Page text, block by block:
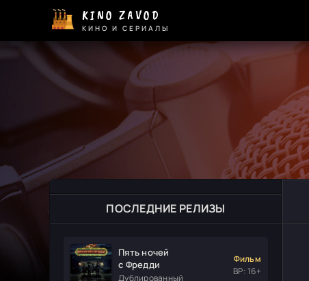
KINO ZAVOD
КИНО И СЕРИАЛЫ
ПОСЛЕДНИЕ РЕЛИЗЫ
Пять ночей
с Фредди
Дублированный
Фильм
ВР: 16+